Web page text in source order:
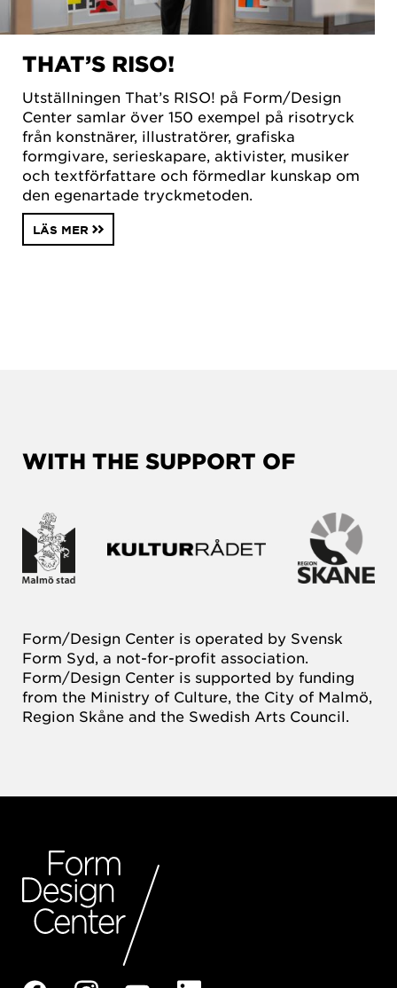
THAT’S RISO!
Utställningen That’s RISO! på Form/Design
Center samlar över 150 exempel på risotryck
från konstnärer, illustratörer, grafiska
formgivare, serieskapare, aktivister, musiker
och textförfattare och förmedlar kunskap om
den egenartade tryckmetoden.
LÄS MER
WITH THE SUPPORT OF
Form/Design Center is operated by Svensk
Form Syd, a not-for-profit association.
Form/Design Center is supported by funding
from the Ministry of Culture, the City of Malmö,
Region Skåne and the Swedish Arts Council.